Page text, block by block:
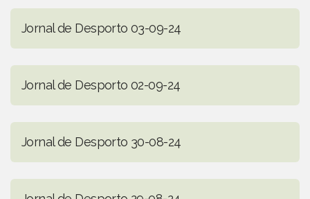
Jornal de Desporto 03-09-24
Jornal de Desporto 02-09-24
Jornal de Desporto 30-08-24